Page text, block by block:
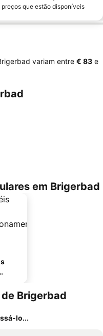
que estão disponíveis
variam entre ‎€ 83 e
em Brigerbad
Brigerbad
lo...